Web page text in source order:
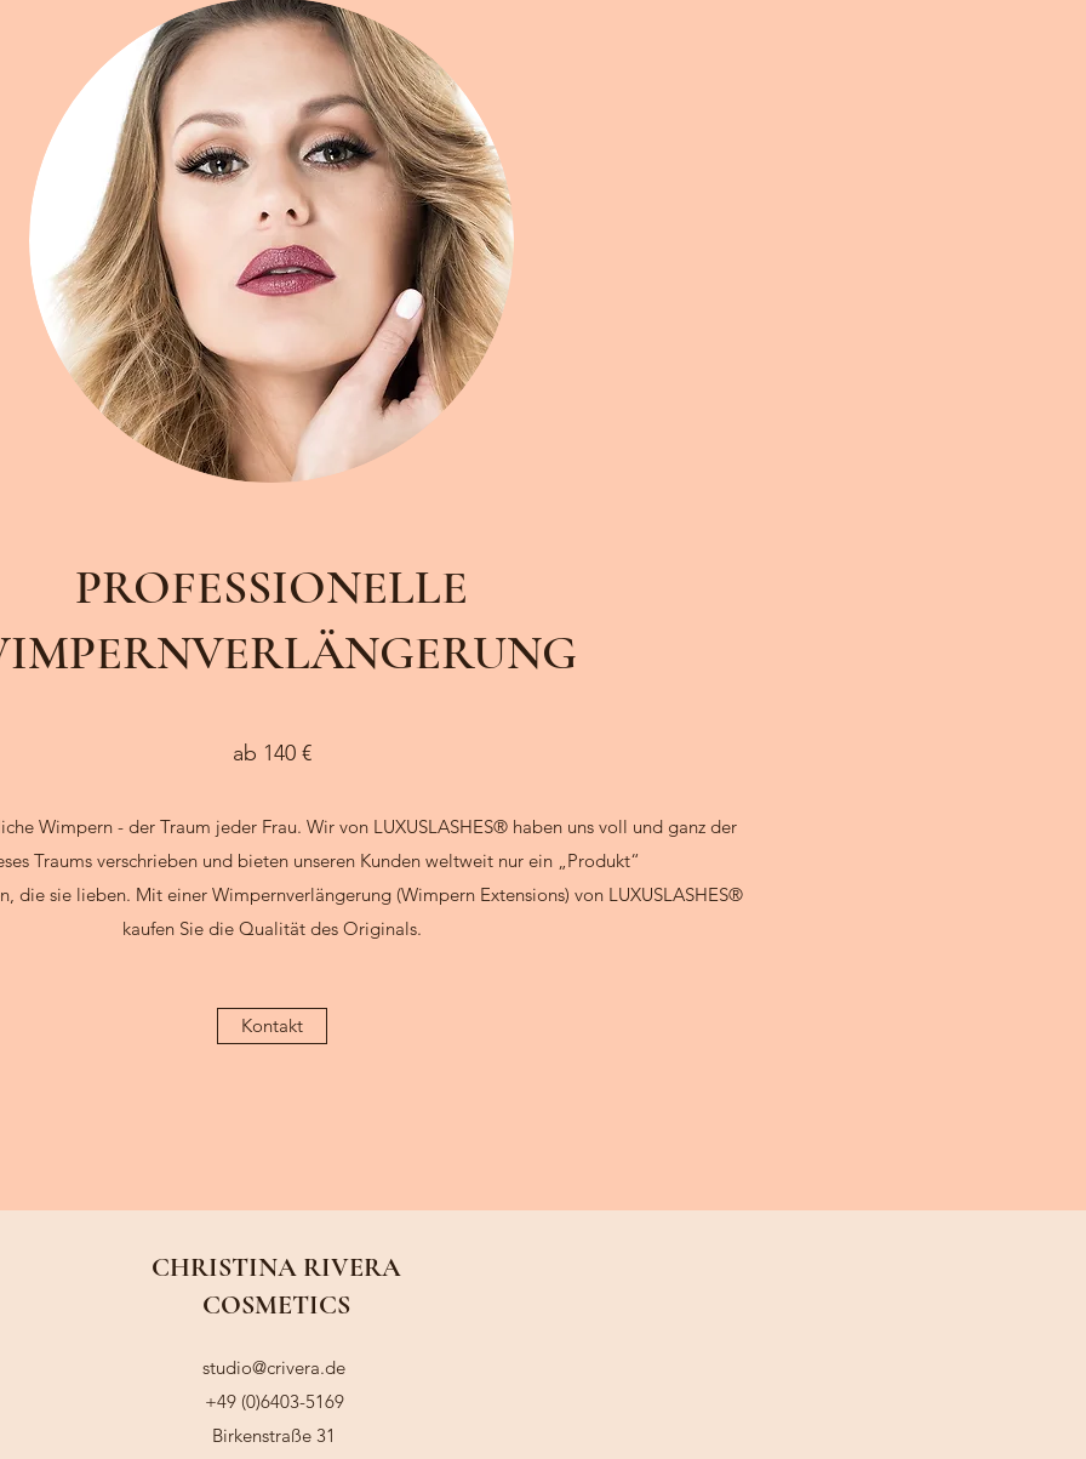
PROFESSIONELLE
ab 140 €
Wimpern - der Traum jeder Frau. Wir von LUXUSLASHES® haben uns voll und ganz der
Traums verschrieben und bieten unseren Kunden weltweit nur ein „Produkt“
, die sie lieben. Mit einer Wimpernverlängerung (Wimpern Extensions) von LUXUSLASHES®
kaufen Sie die Qualität des Originals.
Kontakt
CHRISTINA RIVERA
COSMETICS
Birkenstraße 31
studio@crivera.de
+49 (0)6403-5169